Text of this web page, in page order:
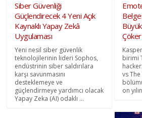
Siber Güvenliği
Güçlendirecek 4 Yeni Açık
Kaynaklı Yapay Zekâ
Uygulaması
Yeni nesil siber güvenlik
teknolojilerinin lideri Sophos,
endüstrinin siber saldırılara
karşı savunmasını
desteklemeye ve
güçlendirmeye yardımcı olacak
Yapay Zeka (AI) odaklı ...
birimi
vs
on